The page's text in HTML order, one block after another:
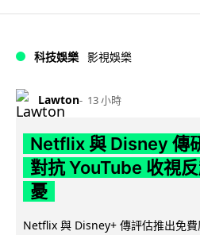
科技娛樂 影視娛樂
Lawton 13 小時
Netflix 與 Disney 傳
對抗 YouTube 收視
憂
Netflix 與 Disney+ 傳評估推出免